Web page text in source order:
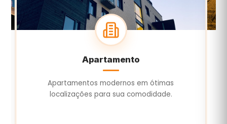
Terreno
Terrenos para construir ou investir com
segurança e valorização.